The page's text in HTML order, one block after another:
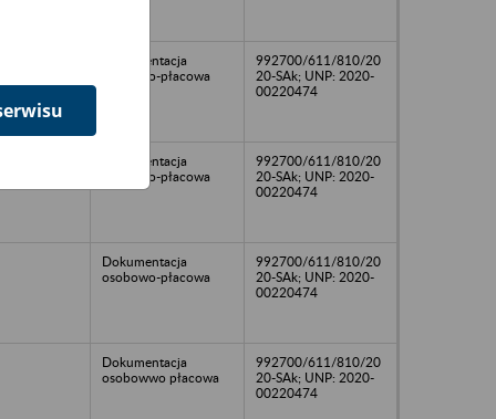
Dokumentacja
osobowo-płacowa
992700/611/810/20
20-SAk; UNP: 2020-
00220474
Dokumentacja
osobowo-płacowa
992700/611/810/20
20-SAk; UNP: 2020-
00220474
Dokumentacja
osobowo-płacowa
992700/611/810/20
20-SAk; UNP: 2020-
00220474
Dokumentacja
osobowwo płacowa
992700/611/810/20
20-SAk; UNP: 2020-
00220474